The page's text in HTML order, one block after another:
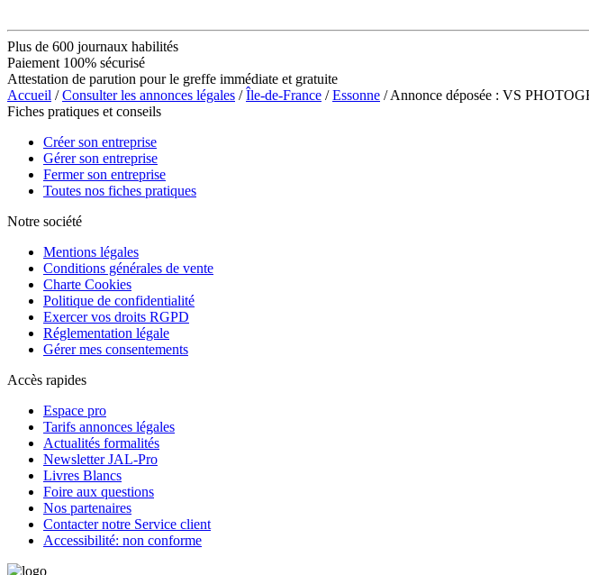
Plus de 600 journaux habilités
Paiement 100% sécurisé
Attestation de parution pour le greffe immédiate et gratuite
Accueil /Consulter les annonces légales /Île-de-France /Essonne / Annonce déposée : VS
Fiches pratiques et conseils
Créer son entreprise
Gérer son entreprise
Fermer son entreprise
Toutes nos fiches pratiques
Notre société
Mentions légales
Conditions générales de vente
Charte Cookies
Politique de confidentialité
Exercer vos droits RGPD
Réglementation légale
Gérer mes consentements
Accès rapides
Espace pro
Tarifs annonces légales
Actualités formalités
Newsletter JAL-Pro
Livres Blancs
Foire aux questions
Nos partenaires
Contacter notre Service client
Accessibilité: non conforme